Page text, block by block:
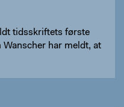
tidsskriftets første
har meldt, at